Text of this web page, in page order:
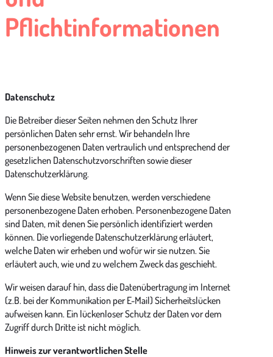
Pflichtinformationen
Datenschutz
Die Betreiber dieser Seiten nehmen den Schutz Ihrer
persönlichen Daten sehr ernst. Wir behandeln Ihre
personenbezogenen Daten vertraulich und entsprechend der
gesetzlichen Datenschutzvorschriften sowie dieser
Datenschutzerklärung.
Wenn Sie diese Website benutzen, werden verschiedene
personenbezogene Daten erhoben. Personenbezogene Daten
sind Daten, mit denen Sie persönlich identifiziert werden
können. Die vorliegende Datenschutzerklärung erläutert,
welche Daten wir erheben und wofür wir sie nutzen. Sie
erläutert auch, wie und zu welchem Zweck das geschieht.
Wir weisen darauf hin, dass die Datenübertragung im Internet
(z.B. bei der Kommunikation per E-Mail) Sicherheitslücken
aufweisen kann. Ein lückenloser Schutz der Daten vor dem
Zugriff durch Dritte ist nicht möglich.
Hinweis zur verantwortlichen Stelle